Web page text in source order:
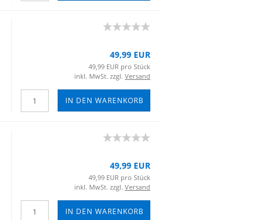
49,99 EUR
49,99 EUR pro Stück
inkl. MwSt. zzgl. Versand
IN DEN WARENKORB
49,99 EUR
49,99 EUR pro Stück
inkl. MwSt. zzgl. Versand
IN DEN WARENKORB